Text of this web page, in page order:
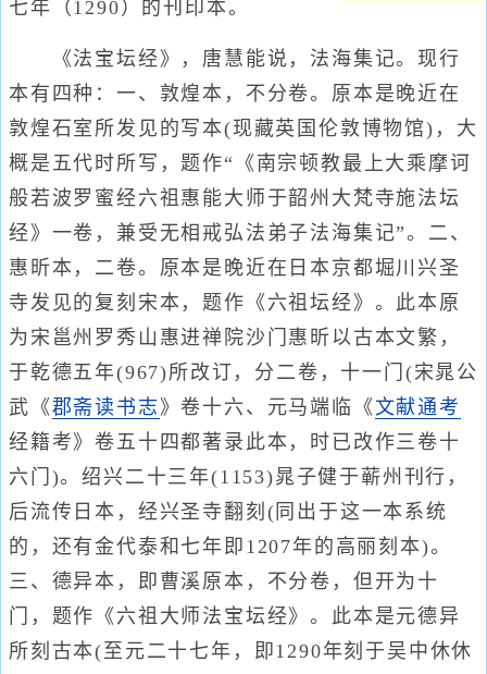
七年（1290）的刊印本。
《法宝坛经》，唐慧能说，法海集记。现行
本有四种：一、敦煌本，不分卷。原本是晚近在
敦煌石室所发见的写本(现藏英国伦敦博物馆)，大
概是五代时所写，题作“《南宗顿教最上大乘摩诃
般若波罗蜜经六祖惠能大师于韶州大梵寺施法坛
经》一卷，兼受无相戒弘法弟子法海集记”。二、
惠昕本，二卷。原本是晚近在日本京都堀川兴圣
寺发见的复刻宋本，题作《六祖坛经》。此本原
为宋邕州罗秀山惠进禅院沙门惠昕以古本文繁，
于乾德五年(967)所改订，分二卷，十一门(宋晁公
武《郡斋读书志 》卷十六、元马端临《文献通考
经籍考》卷五十四都著录此本，时已改作三卷十
六门)。绍兴二十三年(1153)晁子健于蕲州刊行，
后流传日本，经兴圣寺翻刻(同出于这一本系统
的，还有金代泰和七年即1207年的高丽刻本)。
三、德异本，即曹溪原本，不分卷，但开为十
门，题作《六祖大师法宝坛经》。此本是元德异
所刻古本(至元二十七年，即1290年刻于吴中休休